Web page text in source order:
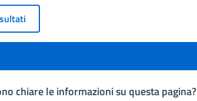
chiare le informazioni su questa pagina?